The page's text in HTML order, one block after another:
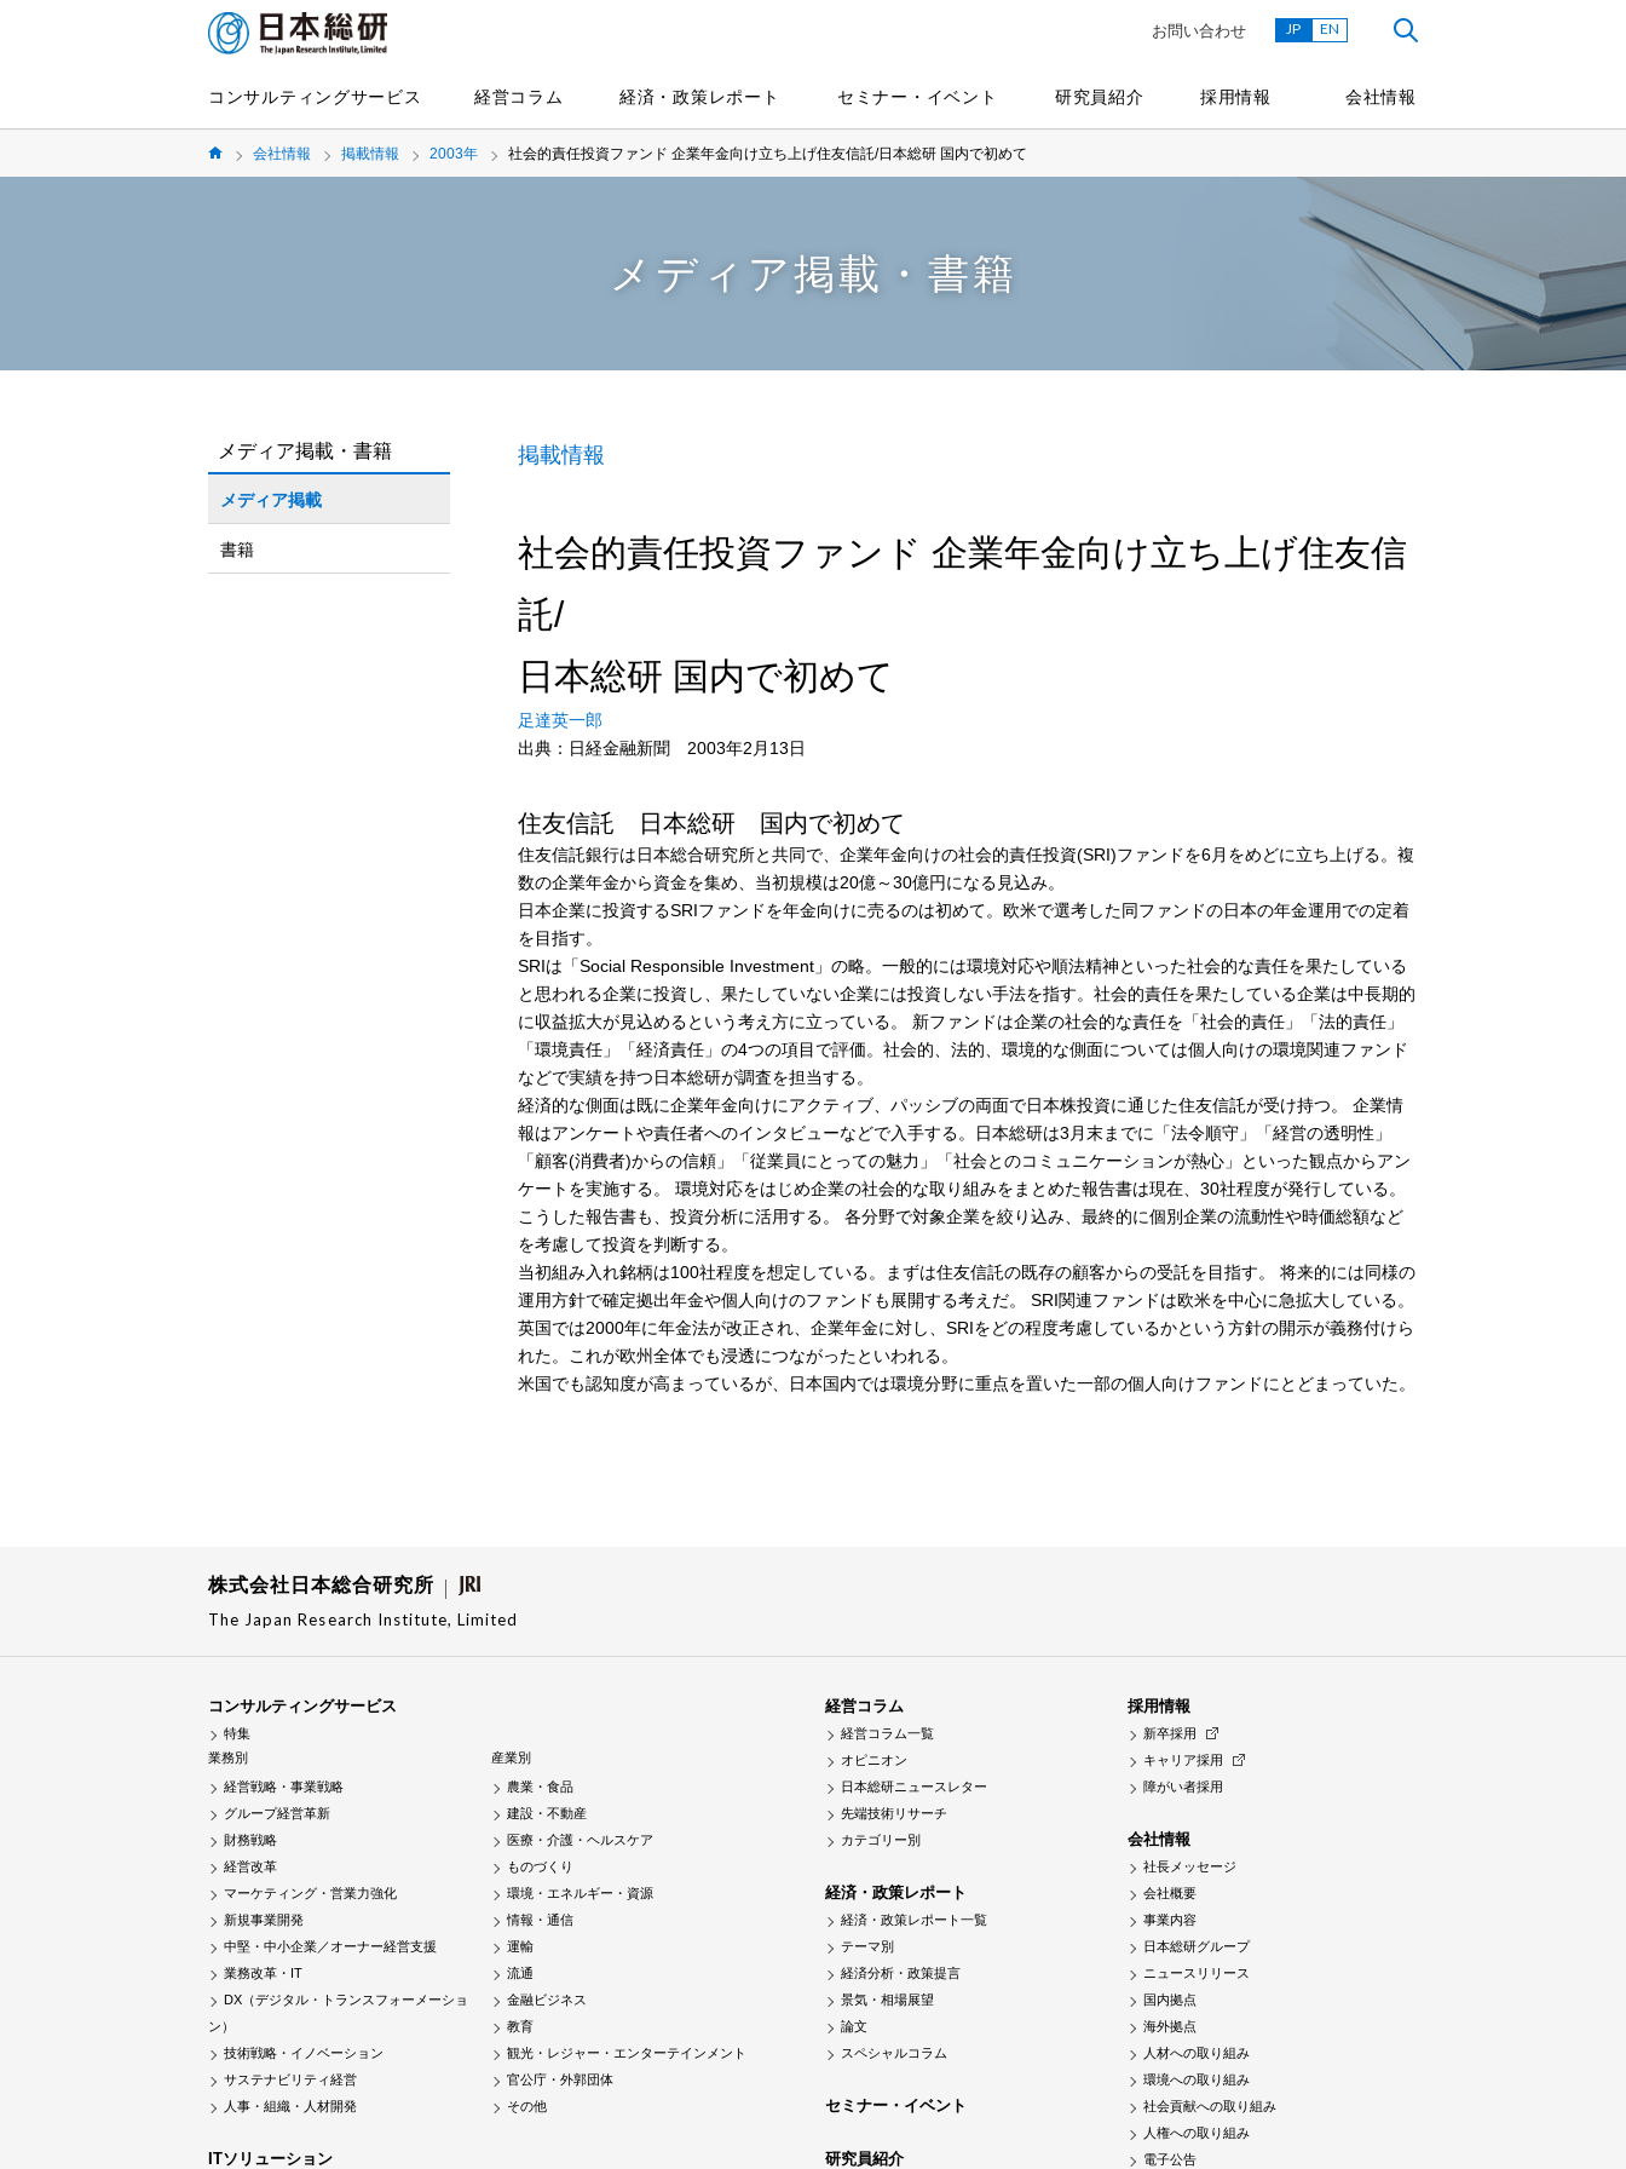
コンサルティングサービス 経営コラム 経済・政策レポート セミナー・イベント 研究員紹介 採用情報 会社情報
お問い合わせ JP EN
会社情報 掲載情報 2003年 社会的責任投資ファンド 企業年金向け立ち上げ住友信託/日本総研 国内で初めて
メディア掲載・書籍
掲載情報
社会的責任投資ファンド 企業年金向け立ち上げ住友信
託/
日本総研 国内で初めて
足達英一郎
出典：日経金融新聞 2003年2月13日
住友信託 日本総研 国内で初めて
住友信託銀行は日本総合研究所と共同で、企業年金向けの社会的責任投資(SRI)ファンドを6月をめどに立ち上げる。複
数の企業年金から資金を集め、当初規模は20億～30億円になる見込み。
日本企業に投資するSRIファンドを年金向けに売るのは初めて。欧米で選考した同ファンドの日本の年金運用での定着
を目指す。
SRIは「Social Responsible Investment」の略。一般的には環境対応や順法精神といった社会的な責任を果たしている
と思われる企業に投資し、果たしていない企業には投資しない手法を指す。社会的責任を果たしている企業は中長期的
に収益拡大が見込めるという考え方に立っている。 新ファンドは企業の社会的な責任を「社会的責任」「法的責任」
「環境責任」「経済責任」の4つの項目で評価。社会的、法的、環境的な側面については個人向けの環境関連ファンド
などで実績を持つ日本総研が調査を担当する。
経済的な側面は既に企業年金向けにアクティブ、パッシブの両面で日本株投資に通じた住友信託が受け持つ。 企業情
報はアンケートや責任者へのインタビューなどで入手する。日本総研は3月末までに「法令順守」「経営の透明性」
「顧客(消費者)からの信頼」「従業員にとっての魅力」「社会とのコミュニケーションが熱心」といった観点からアン
ケートを実施する。 環境対応をはじめ企業の社会的な取り組みをまとめた報告書は現在、30社程度が発行している。
こうした報告書も、投資分析に活用する。 各分野で対象企業を絞り込み、最終的に個別企業の流動性や時価総額など
を考慮して投資を判断する。
当初組み入れ銘柄は100社程度を想定している。まずは住友信託の既存の顧客からの受託を目指す。 将来的には同様の
運用方針で確定拠出年金や個人向けのファンドも展開する考えだ。 SRI関連ファンドは欧米を中心に急拡大している。
英国では2000年に年金法が改正され、企業年金に対し、SRIをどの程度考慮しているかという方針の開示が義務付けら
れた。これが欧州全体でも浸透につながったといわれる。
米国でも認知度が高まっているが、日本国内では環境分野に重点を置いた一部の個人向けファンドにとどまっていた。
メディア掲載・書籍
メディア掲載
書籍
株式会社日本総合研究所
The Japan Research Institute, Limited
コンサルティングサービス
特集
業務別
経営戦略・事業戦略
グループ経営革新
財務戦略
経営改革
マーケティング・営業力強化
新規事業開発
中堅・中小企業／オーナー経営支援
業務改革・IT
DX（デジタル・トランスフォーメーショ
ン）
技術戦略・イノベーション
サステナビリティ経営
人事・組織・人材開発
産業別
農業・食品
建設・不動産
医療・介護・ヘルスケア
ものづくり
環境・エネルギー・資源
情報・通信
運輸
流通
金融ビジネス
教育
観光・レジャー・エンターテインメント
官公庁・外郭団体
その他
ITソリューション
経営コラム
経営コラム一覧
オピニオン
日本総研ニュースレター
先端技術リサーチ
カテゴリー別
経済・政策レポート
経済・政策レポート一覧
テーマ別
経済分析・政策提言
景気・相場展望
論文
スペシャルコラム
セミナー・イベント
研究員紹介
採用情報
新卒採用
キャリア採用
障がい者採用
会社情報
社長メッセージ
会社概要
事業内容
日本総研グループ
ニュースリリース
国内拠点
海外拠点
人材への取り組み
環境への取り組み
社会貢献への取り組み
人権への取り組み
電子公告